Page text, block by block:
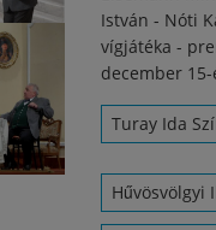
István - Nóti
vígjátéka -
december 15-
Turay Ida
Hűvösvölgyi